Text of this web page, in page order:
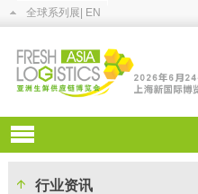
全球系列展 | EN
行业资讯